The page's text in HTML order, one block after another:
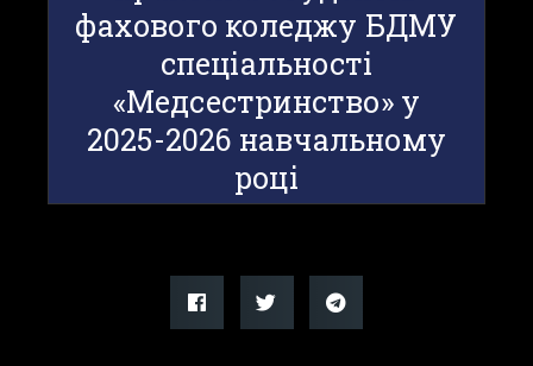
фахового коледжу БДМУ
спеціальності
«Медсестринство» у
2025-2026 навчальному
році